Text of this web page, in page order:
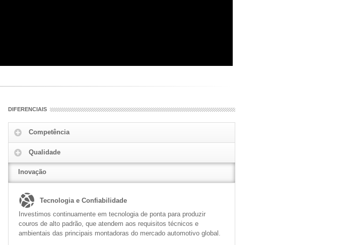
DIFERENCIAIS
Competência
Qualidade
Inovação
Tecnologia e Confiabilidade
Investimos continuamente em tecnologia de ponta para produzir
couros de alto padrão, que atendem aos requisitos técnicos e
ambientais das principais montadoras do mercado automotivo global.